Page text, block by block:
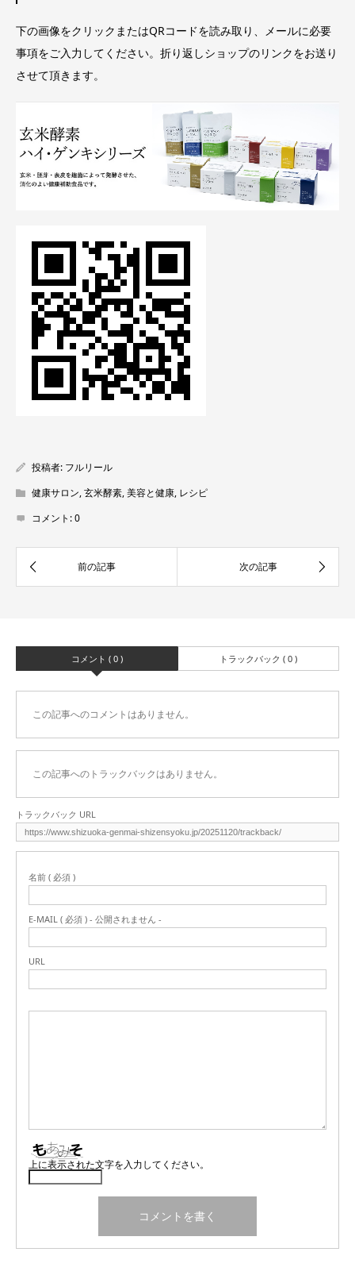
下の画像をクリックまたはQRコードを読み取り、メールに必要
事項をご入力してください。折り返しショップのリンクをお送り
させて頂きます。
投稿者: フルリール
健康サロン,玄米酵素,美容と健康, レシピ
コメント:0
コメント ( 0 ) トラックバック ( 0 )
この記事へのコメントはありません。
この記事へのトラックバックはありません。
トラックバック URL
名前 ( 必須 )
E-MAIL ( 必須 ) - 公開されません -
URL
上に表示された文字を入力してください。